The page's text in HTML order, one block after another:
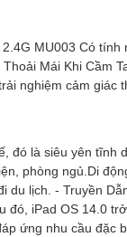
MU003 Có
Mái Khi Cầm
nghiệm cảm giác
là siêu yên tĩnh
phòng ngủ.Di
lịch. - Truyền
iPad OS 14.0
ứng nhu cầu